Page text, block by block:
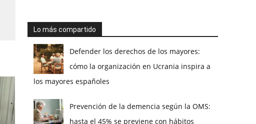
Lo más compartido
Defender los derechos de los mayores:
cómo la organización en Ucrania inspira a
los mayores españoles
Prevención de la demencia según la OMS:
hasta el 45% se previene con hábitos